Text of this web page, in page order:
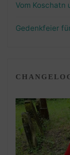
Vom Koschatn
Gedenkfeier